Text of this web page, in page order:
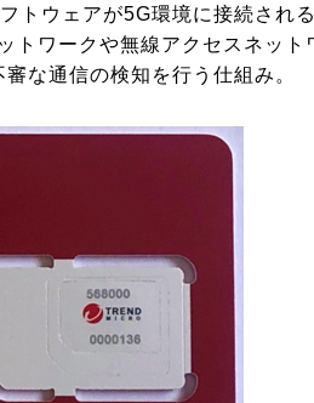
ウェアが5G環境に接続され
ワークや無線アクセスネッ
な通信の検知を行う仕組み。